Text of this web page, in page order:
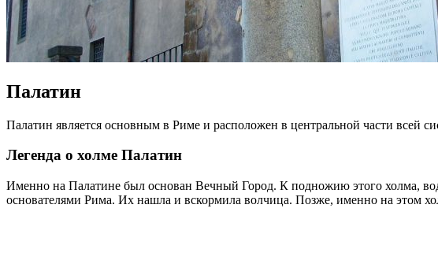
Палатин
Палатин является основным в Риме и расположен в центральной части всей
Легенда о холме Палатин
Именно на Палатине был основан Вечный Город. К подножию этого холма,
основателями Рима. Их нашла и вскормила волчица. Позже, именно на этом